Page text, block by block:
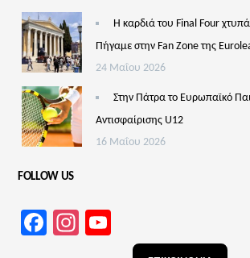
Η καρδιά του Final Four
Πήγαμε στην Fan Zone της
24 Μαΐου 2026
Στην Πάτρα το Ευρωπαϊκό
Αντισφαίρισης U12
16 Μαΐου 2026
FOLLOW US
Facebook
Instagram
Channel